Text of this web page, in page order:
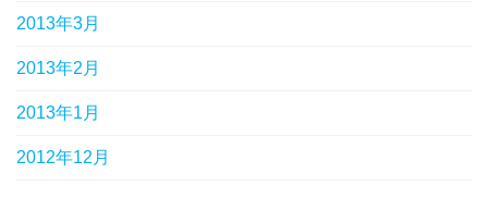
2013年3月
2013年2月
2013年1月
2012年12月